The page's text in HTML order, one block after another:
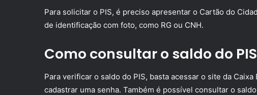
Para solicitar o PIS, é preciso apresentar o Cartão do
de identificação com foto, como RG ou CNH.
Como consultar o saldo do
Para verificar o saldo do PIS, basta acessar o site da
cadastrar uma senha. Também é possível consultar o